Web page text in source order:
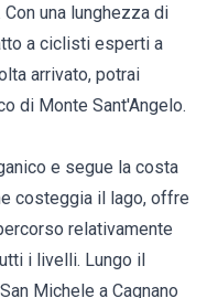
una lunghezza di
a ciclisti esperti a
arrivato, potrai
di Monte Sant'Angelo.
e segue la costa
costeggia il lago, offre
relativamente
i livelli. Lungo il
Michele a Cagnano